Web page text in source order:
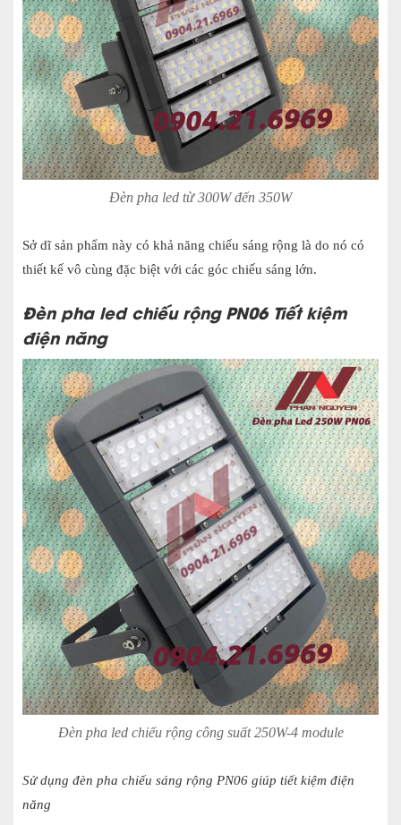
Đèn pha led từ 300W đến 350W
Sở dĩ sản phẩm này có khả năng chiếu sáng rộng là do nó có
thiết kế vô cùng đặc biệt với các góc chiếu sáng lớn.
Đèn pha led chiếu rộng PN06 Tiết kiệm
điện năng
Đèn pha led chiếu rộng công suất 250W-4 module
Sử dụng đèn pha chiếu sáng rộng PN06 giúp tiết kiệm điện
năng